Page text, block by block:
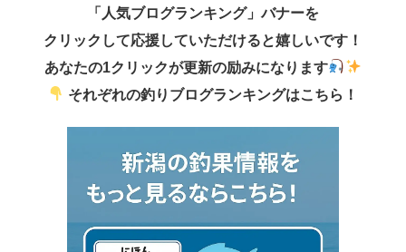
「人気ブログランキング」バナーを
クリックして応援していただけると嬉しいです！
あなたの1クリックが更新の励みになります
それぞれの釣りブログランキングはこちら！